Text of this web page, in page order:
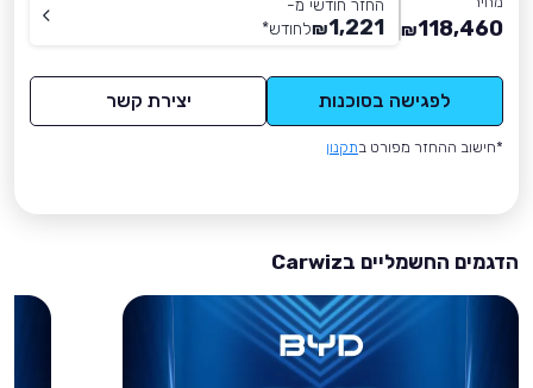
118,460
₪
החזר חודשי מ-
1,221
₪לחודש*
לפגישה בסוכנות יצירת קשר
*חישוב ההחזר מפורט בתקנון
הדגמים החשמליים בCarwiz